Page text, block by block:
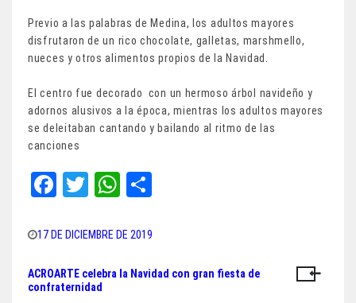
Previo a las palabras de Medina, los adultos mayores
disfrutaron de un rico chocolate, galletas, marshmello,
nueces y otros alimentos propios de la Navidad.
El centro fue decorado con un hermoso árbol navideño y
adornos alusivos a la época, mientras los adultos mayores
se deleitaban cantando y bailando al ritmo de las
canciones
Fa
bo
ok
T
tt
er
W
ts
A
pp
17 DE DICIEMBRE DE 2019
Navegación
ACROARTE celebra la Navidad con gran fiesta de
confraternidad